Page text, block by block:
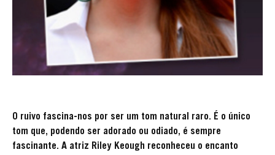
O ruivo fascina-nos por ser um tom natural raro. É o único
tom que, podendo ser adorado ou odiado, é sempre
fascinante. A atriz Riley Keough reconheceu o encanto